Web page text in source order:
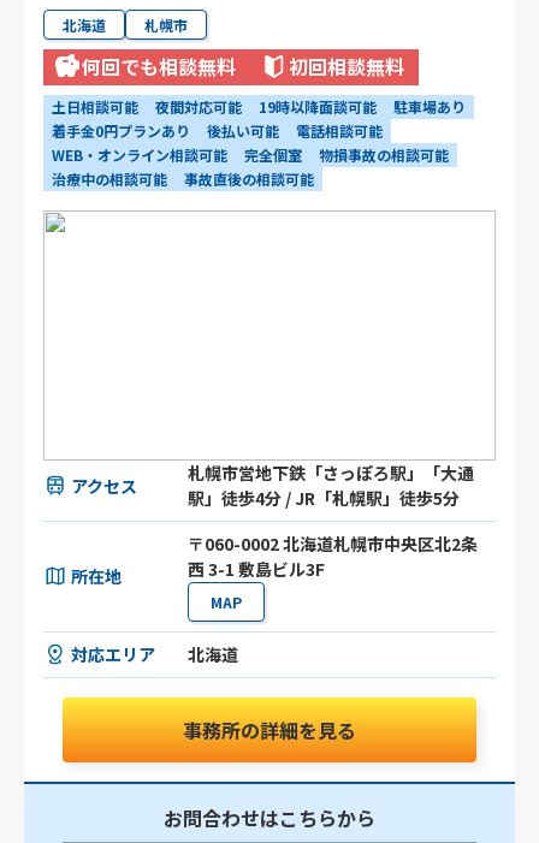
北海道 札幌市
何回でも相談無料 初回相談無料
土日相談可能 夜間対応可能 19時以降面談可能
駐車場あり
着手金0円プランあり
後払い可能
電話相談可能
WEB・オンライン相談可能
完全個室
物損事故の相談可能
治療中の相談可能
事故直後の相談可能
アクセス
札幌市営地下鉄「さっぽろ駅」「大通
駅」徒歩4分 / JR「札幌駅」徒歩5分
所在地
〒060-0002 北海道札幌市中央区北2条
西 3-1 敷島ビル3F
MAP
対応エリア 北海道
事務所の詳細を見る
お問合わせはこちらから